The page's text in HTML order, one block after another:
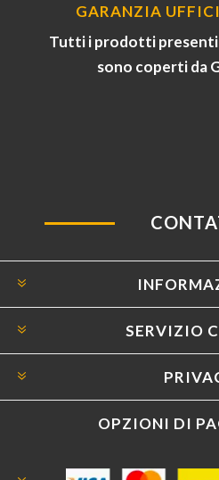
GARANZIA
Tutti i prodotti
sono coperti da
SERVIZIO
OPZIONI DI